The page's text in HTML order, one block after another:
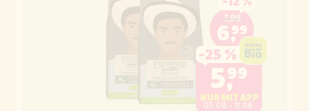
7,99
6,99
-25 %
5,99
NUR MIT APP
05.08.- 11.08.